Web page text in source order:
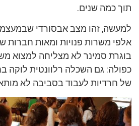
תוך כמה שנים.
למעשה, זהו מצב אבסורדי
אלפי משרות פנויות ומאות חברות
בוגרת סמינר לא מצליחה למצוא
כפולה: גם השכלה רלוונטית לוקה
של חרדיות לעבוד בסביבה לא